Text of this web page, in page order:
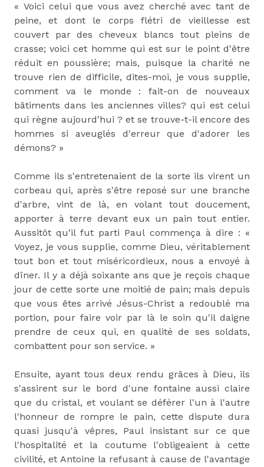
« Voici celui que vous avez cherché avec tant de
peine, et dont le corps flétri de vieillesse est
couvert par des cheveux blancs tout pleins de
crasse; voici cet homme qui est sur le point d'être
réduit en poussière; mais, puisque la charité ne
trouve rien de difficile, dites-moi, je vous supplie,
comment va le monde : fait-on de nouveaux
bâtiments dans les anciennes villes? qui est celui
qui règne aujourd'hui ? et se trouve-t-il encore des
hommes si aveuglés d'erreur que d'adorer les
démons? »
Comme ils s'entretenaient de la sorte ils virent un
corbeau qui, après s'être reposé sur une branche
d'arbre, vint de là, en volant tout doucement,
apporter à terre devant eux un pain tout entier.
Aussitôt qu'il fut parti Paul commença à dire : «
Voyez, je vous supplie, comme Dieu, véritablement
tout bon et tout miséricordieux, nous a envoyé à
dîner. Il y a déjà soixante ans que je reçois chaque
jour de cette sorte une moitié de pain; mais depuis
que vous êtes arrivé Jésus-Christ a redoublé ma
portion, pour faire voir par là le soin qu'il daigne
prendre de ceux qui, en qualité de ses soldats,
combattent pour son service. »
Ensuite, ayant tous deux rendu grâces à Dieu, ils
s'assirent sur le bord d'une fontaine aussi claire
que du cristal, et voulant se déférer l'un à l'autre
l'honneur de rompre le pain, cette dispute dura
quasi jusqu'à vêpres, Paul insistant sur ce que
l'hospitalité et la coutume l'obligeaient à cette
civilité, et Antoine la refusant à cause de l'avantage